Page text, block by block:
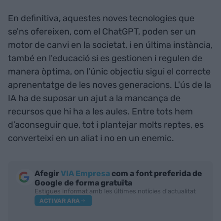
En definitiva, aquestes noves tecnologies que
se'ns ofereixen, com el ChatGPT, poden ser un
motor de canvi en la societat, i en última instància,
també en l'educació si es gestionen i regulen de
manera òptima, on l'únic objectiu sigui el correcte
aprenentatge de les noves generacions. L'ús de la
IA ha de suposar un ajut a la mancança de
recursos que hi ha a les aules. Entre tots hem
d’aconseguir que, tot i plantejar molts reptes, es
converteixi en un aliat i no en un enemic.
AfegirVIA Empresa com a font preferida de
Google de forma gratuïta
Estigues informat amb les últimes notícies d'actualitat
ACTIVAR ARA